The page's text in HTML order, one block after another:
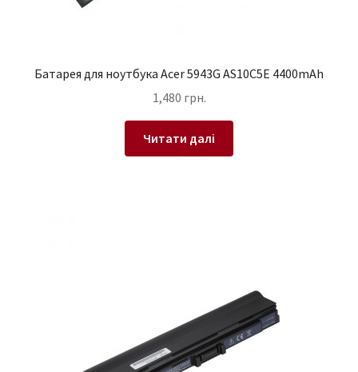
Батарея для ноутбука Acer 5943G AS10C5E 4400mAh
1,480 грн.
Читати далі